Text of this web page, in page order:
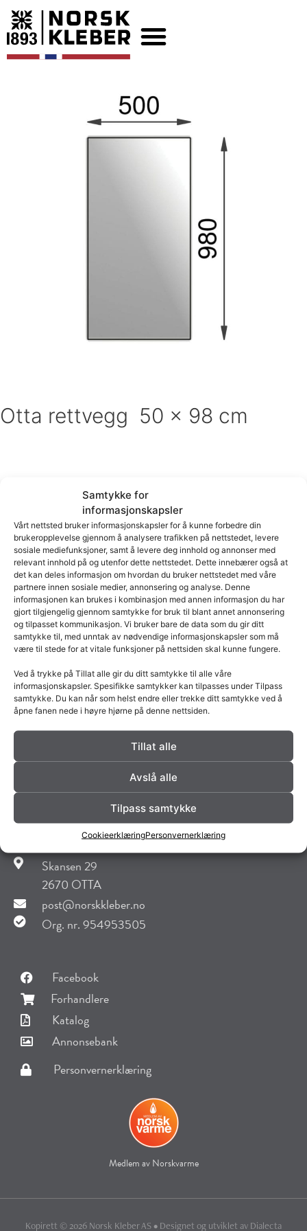
Samtykke for
informasjonskapsler
Vårt nettsted bruker informasjonskapsler for å kunne forbedre din
brukeropplevelse gjennom å analysere trafikken på nettstedet, levere
sosiale mediefunksjoner, samt å levere deg innhold og annonser med
relevant innhold på og utenfor dette nettstedet. Dette innebærer også at
det kan deles informasjon om hvordan du bruker nettstedet med våre
partnere innen sosiale medier, annonsering og analyse. Denne
informasjonen kan brukes i kombinasjon med annen informasjon du har
gjort tilgjengelig gjennom samtykke for bruk til blant annet annonsering
og tilpasset kommunikasjon. Vi bruker bare de data som du gir ditt
samtykke til, med unntak av nødvendige informasjonskapsler som må
være til stede for at vitale funksjoner på nettsiden skal kunne fungere.
Ved å trykke på Tillat alle gir du ditt samtykke til alle våre
informasjonskapsler. Spesifikke samtykker kan tilpasses under Tilpass
samtykke. Du kan når som helst endre eller trekke ditt samtykke ved å
åpne fanen nede i høyre hjørne på denne nettsiden.
Tillat alle
Avslå alle
Tilpass samtykke
CookieerklæringPersonvernerklæring
Otta rettvegg 50 x 98 cm
Arkiv
mai 2026
april 2026
mars 2026
desember 2025
oktober 2025
desember 2018
november 2018
Norsk Kleber AS
Skansen 29
2670 OTTA
post@norskkleber.no
Org. nr. 954953505
Facebook
Forhandlere
Katalog
Annonsebank
Personvernerklæring
Medlem av Norskvarme
Kopirett © 2026 Norsk Kleber AS • Designet og utviklet av Dialecta